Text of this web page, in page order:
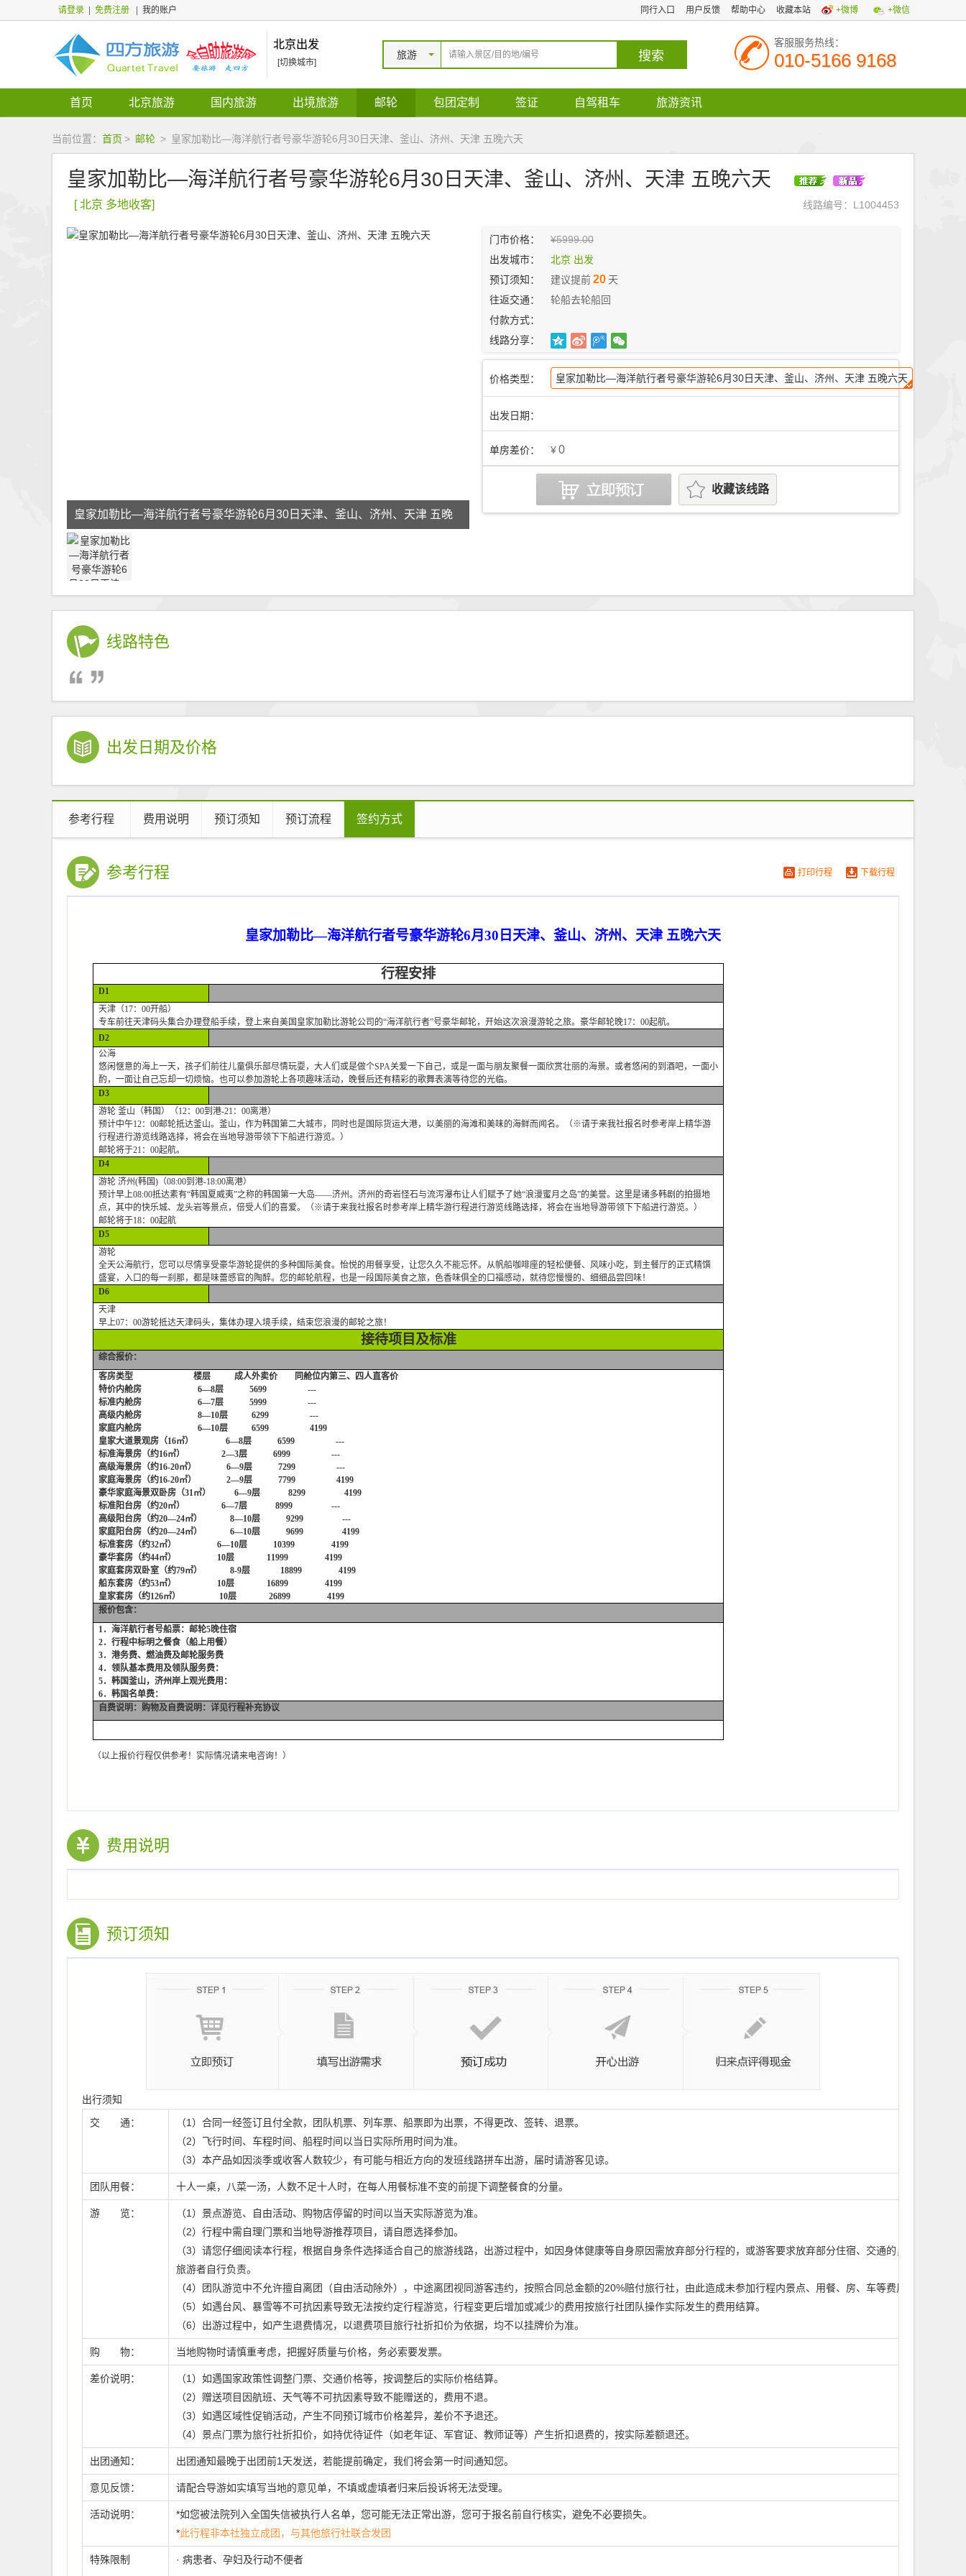
请登录 免费注册 我的账户 同行入口 用户反馈 帮助中心 收藏本站 +微博 +微信
北京出发
[切换城市]
旅游
客服服务热线：
010-5166 9168
首页 北京旅游 国内旅游 出境旅游 邮轮 包团定制 签证 自驾租车 旅游资讯
当前位置： 首页 > 邮轮 > 皇家加勒比—海洋航行者号豪华游轮6月30日天津、釜山、济州、天津 五晚六天
皇家加勒比—海洋航行者号豪华游轮6月30日天津、釜山、济州、天津 五晚六天
线路编号：L1004453
[ 北京 多地收客]
皇家加勒比—海洋航行者号豪华游轮6月30日天津、釜山、济州、天津 五晚
六天
门市价格：
¥5999.00
出发城市：
北京 出发
预订须知：
建议提前20 天
往返交通：
轮船去轮船回
付款方式：
线路分享：
价格类型： 皇家加勒比—海洋航行者号豪华游轮6月30日天津、釜山、济州、天津 五晚六天
出发日期：
单房差价： ¥0
收藏该线路
线路特色
出发日期及价格
参考行程 费用说明 预订须知 预订流程 签约方式
打印行程 下载行程
参考行程
皇家加勒比—海洋航行者号豪华游轮6月30日天津、釜山、济州、天津 五晚六天
行程安排
D1
天津（17：00开船）
专车前往天津码头集合办理登船手续，登上来自美国皇家加勒比游轮公司的“海洋航行者”号豪华邮轮，开始这次浪漫游轮之旅。豪华邮轮晚17：00起航。
D2
公海
悠闲惬意的海上一天，孩子们前往儿童俱乐部尽情玩耍，大人们或是做个SPA关爱一下自己，或是一面与朋友聚餐一面欣赏壮丽的海景。或者悠闲的到酒吧，一面小
酌，一面让自己忘却一切烦恼。也可以参加游轮上各项趣味活动，晚餐后还有精彩的歌舞表演等待您的光临。
D3
游轮 釜山（韩国）（12：00到港-21：00离港）
预计中午12：00邮轮抵达釜山。釜山，作为韩国第二大城市，同时也是国际货运大港，以美丽的海滩和美味的海鲜而闻名。（※请于来我社报名时参考岸上精华游
行程进行游览线路选择，将会在当地导游带领下下船进行游览。）
邮轮将于21：00起航。
D4
游轮 济州(韩国)（08:00到港-18:00离港）
预计早上08:00抵达素有“韩国夏威夷”之称的韩国第一大岛——济州。济州的奇岩怪石与流泻瀑布让人们赋予了她“浪漫蜜月之岛”的美誉。这里是诸多韩剧的拍摄地
点，其中的快乐城、龙头岩等景点，倍受人们的喜爱。（※请于来我社报名时参考岸上精华游行程进行游览线路选择，将会在当地导游带领下下船进行游览。）
邮轮将于18：00起航
D5
游轮
全天公海航行，您可以尽情享受豪华游轮提供的多种国际美食。怡悦的用餐享受，让您久久不能忘怀。从帆船咖啡座的轻松便餐、风味小吃，到主餐厅的正式精馔
盛宴，入口的每一刹那，都是味蕾感官的陶醉。您的邮轮航程，也是一段国际美食之旅，色香味俱全的口福感动，就待您慢慢的、细细品尝回味！
D6
天津
早上07：00游轮抵达天津码头，集体办理入境手续，结束您浪漫的邮轮之旅！
接待项目及标准
综合报价：
客房类型 楼层 成人外卖价 同舱位内第三、四人直客价
特价内舱房 6—8层 5699 ---
标准内舱房 6—7层 5999 ---
高级内舱房 8—10层 6299 ---
家庭内舱房 6—10层 6599 4199
皇家大道景观房（16㎡） 6—8层 6599 ---
标准海景房（约16㎡） 2—3层 6999 ---
高级海景房（约16-20㎡） 6—9层 7299 ---
家庭海景房（约16-20㎡） 2—9层 7799 4199
豪华家庭海景双卧房（31㎡） 6—9层 8299 4199
标准阳台房（约20㎡） 6—7层 8999 ---
高级阳台房（约20—24㎡） 8—10层 9299 ---
家庭阳台房（约20—24㎡） 6—10层 9699 4199
标准套房（约32㎡） 6—10层 10399 4199
豪华套房（约44㎡） 10层 11999 4199
家庭套房双卧室（约79㎡） 8-9层 18899 4199
船东套房（约53㎡） 10层 16899 4199
皇家套房（约126㎡） 10层 26899 4199
报价包含：
1．海洋航行者号船票：邮轮5晚住宿
2．行程中标明之餐食（船上用餐）
3．港务费、燃油费及邮轮服务费
4．领队基本费用及领队服务费：
5．韩国釜山，济州岸上观光费用：
6．韩国名单费：
自费说明：购物及自费说明：详见行程补充协议
（以上报价行程仅供参考！实际情况请来电咨询！）
费用说明
预订须知
出行须知
交 通：
（1）合同一经签订且付全款，团队机票、列车票、船票即为出票，不得更改、签转、退票。
（2）飞行时间、车程时间、船程时间以当日实际所用时间为准。
（3）本产品如因淡季或收客人数较少，有可能与相近方向的发班线路拼车出游，届时请游客见谅。
团队用餐： 十人一桌，八菜一汤，人数不足十人时，在每人用餐标准不变的前提下调整餐食的分量。
游 览：
（1）景点游览、自由活动、购物店停留的时间以当天实际游览为准。
（2）行程中需自理门票和当地导游推荐项目，请自愿选择参加。
（3）请您仔细阅读本行程，根据自身条件选择适合自己的旅游线路，出游过程中，如因身体健康等自身原因需放弃部分行程的，或游客要求放弃部分住宿、交通的，均视为自愿
旅游者自行负责。
（4）团队游览中不允许擅自离团（自由活动除外），中途离团视同游客违约，按照合同总金额的20%赔付旅行社，由此造成未参加行程内景点、用餐、房、车等费用不退，旅行
（5）如遇台风、暴雪等不可抗因素导致无法按约定行程游览，行程变更后增加或减少的费用按旅行社团队操作实际发生的费用结算。
（6）出游过程中，如产生退费情况，以退费项目旅行社折扣价为依据，均不以挂牌价为准。
购 物： 当地购物时请慎重考虑，把握好质量与价格，务必索要发票。
差价说明：
（1）如遇国家政策性调整门票、交通价格等，按调整后的实际价格结算。
（2）赠送项目因航班、天气等不可抗因素导致不能赠送的，费用不退。
（3）如遇区域性促销活动，产生不同预订城市价格差异，差价不予退还。
（4）景点门票为旅行社折扣价，如持优待证件（如老年证、军官证、教师证等）产生折扣退费的，按实际差额退还。
出团通知： 出团通知最晚于出团前1天发送，若能提前确定，我们将会第一时间通知您。
意见反馈： 请配合导游如实填写当地的意见单，不填或虚填者归来后投诉将无法受理。
活动说明：
*如您被法院列入全国失信被执行人名单，您可能无法正常出游，您可于报名前自行核实，避免不必要损失。
*此行程非本社独立成团，与其他旅行社联合发团
特殊限制 · 病患者、孕妇及行动不便者